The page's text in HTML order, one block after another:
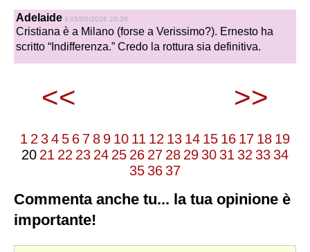
Adelaide il 05/05/2026 20:36
Cristiana è a Milano (forse a Verissimo?). Ernesto ha
scritto “Indifferenza.” Credo la rottura sia definitiva.
<< >>
1 2 34 5 6 7 8 9 10 11 12 13 14 15 16 17 18 19
20 21 22 23 24 25 26 27 28 29 30 31 32 33 34
35 36 37
Commenta anche tu... la tua opinione è
importante!